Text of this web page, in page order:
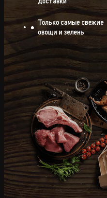
доставки
Только самые свежие
овощи и зелень